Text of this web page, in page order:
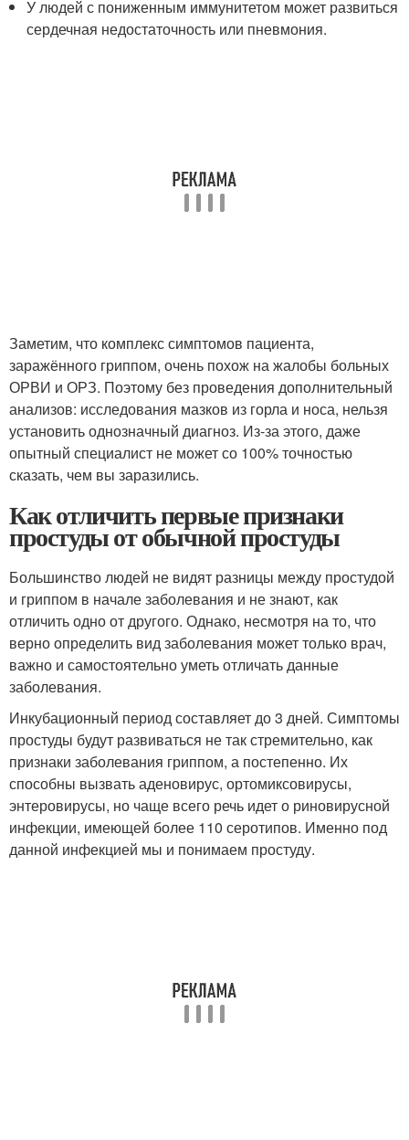
У людей с пониженным иммунитетом может развиться
сердечная недостаточность или пневмония.
Заметим, что комплекс симптомов пациента,
заражённого гриппом, очень похож на жалобы больных
ОРВИ и ОРЗ. Поэтому без проведения дополнительный
анализов: исследования мазков из горла и носа, нельзя
установить однозначный диагноз. Из-за этого, даже
опытный специалист не может со 100% точностью
сказать, чем вы заразились.
Как отличить первые признаки
простуды от обычной простуды
Большинство людей не видят разницы между простудой
и гриппом в начале заболевания и не знают, как
отличить одно от другого. Однако, несмотря на то, что
верно определить вид заболевания может только врач,
важно и самостоятельно уметь отличать данные
заболевания.
Инкубационный период составляет до 3 дней. Симптомы
простуды будут развиваться не так стремительно, как
признаки заболевания гриппом, а постепенно. Их
способны вызвать аденовирус, ортомиксовирусы,
энтеровирусы, но чаще всего речь идет о риновирусной
инфекции, имеющей более 110 серотипов. Именно под
данной инфекцией мы и понимаем простуду.